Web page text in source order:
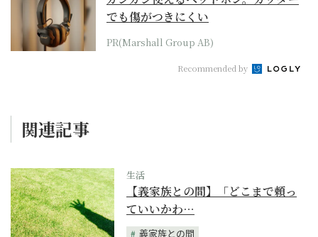
でも傷がつきにくい
PR(Marshall Group AB)
Recommended by
関連記事
生活
【義家族との間】「どこまで頼っ
ていいかわ…
義家族との間